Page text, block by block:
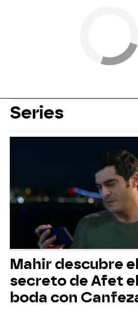
Series
Mahir descubre
secreto de Afet
boda con